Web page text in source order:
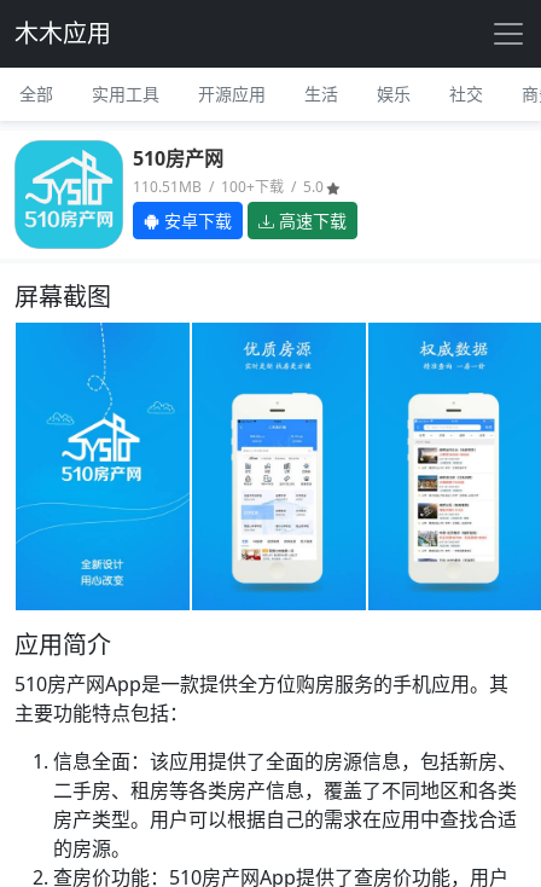
木木应用
全部 实用工具 开源应用 生活 娱乐 社交
510房产网
110.51MB / 100+下载 / 5.0
安卓下载 高速下载
屏幕截图
应用简介
510房产网App是一款提供全方位购房服务的手机应用。其
主要功能特点包括：
信息全面：该应用提供了全面的房源信息，包括新房、
二手房、租房等各类房产信息，覆盖了不同地区和各类
房产类型。用户可以根据自己的需求在应用中查找合适
的房源。
查房价功能：510房产网App提供了查房价功能，用户